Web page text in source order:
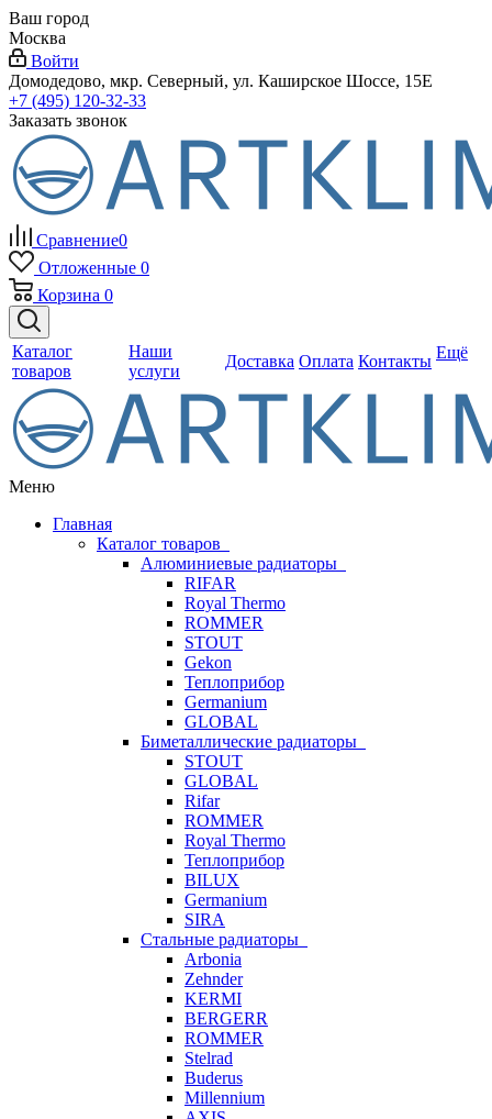
Ваш город
Москва
Войти
Домодедово, мкр. Северный, ул. Каширское Шоссе, 15Е
+7 (495) 120-32-33
Заказать звонок
Сравнение0
Отложенные 0
Корзина 0
Каталог
товаров
Наши
услуги
Доставка Оплата Контакты Ещё
Меню
Главная
Каталог товаров
Алюминиевые радиаторы
RIFAR
Royal Thermo
ROMMER
STOUT
Gekon
Теплоприбор
Germanium
GLOBAL
Биметаллические радиаторы
STOUT
GLOBAL
Rifar
ROMMER
Royal Thermo
Теплоприбор
BILUX
Germanium
SIRA
Стальные радиаторы
Arbonia
Zehnder
KERMI
BERGERR
ROMMER
Stelrad
Buderus
Millennium